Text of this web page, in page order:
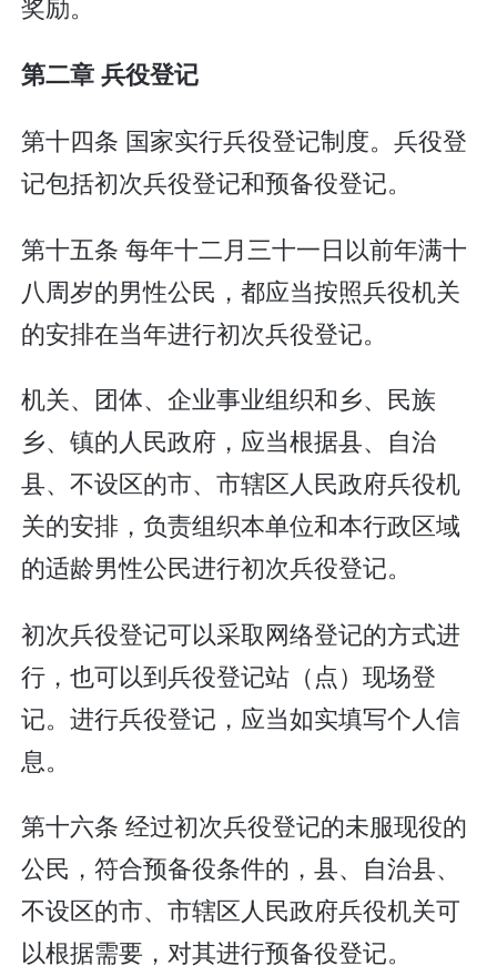
第二章 兵役登记
第十四条 国家实行兵役登记制度。兵役登
记包括初次兵役登记和预备役登记。
第十五条 每年十二月三十一日以前年满十
八周岁的男性公民，都应当按照兵役机关
的安排在当年进行初次兵役登记。
机关、团体、企业事业组织和乡、民族
乡、镇的人民政府，应当根据县、自治
县、不设区的市、市辖区人民政府兵役机
关的安排，负责组织本单位和本行政区域
的适龄男性公民进行初次兵役登记。
初次兵役登记可以采取网络登记的方式进
行，也可以到兵役登记站（点）现场登
记。进行兵役登记，应当如实填写个人信
息。
第十六条 经过初次兵役登记的未服现役的
公民，符合预备役条件的，县、自治县、
不设区的市、市辖区人民政府兵役机关可
以根据需要，对其进行预备役登记。